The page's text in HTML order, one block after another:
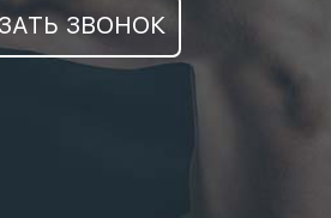
ЗВОНОК